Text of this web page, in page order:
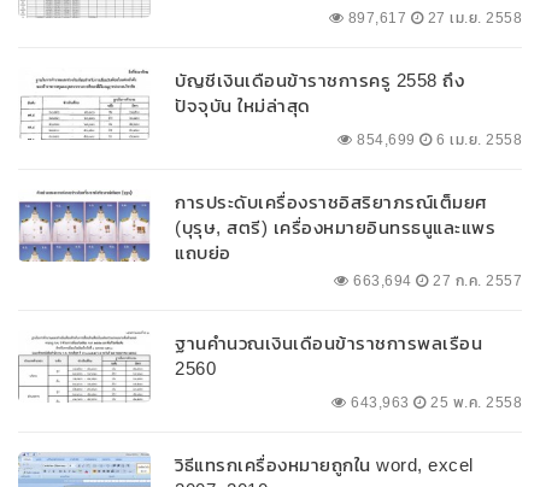
897,617 27 เม.ย. 2558
บัญชีเงินเดือนข้าราชการครู 2558 ถึง
ปัจจุบัน ใหม่ล่าสุด
854,699 6 เม.ย. 2558
การประดับเครื่องราชอิสริยาภรณ์เต็มยศ
(บุรุษ, สตรี) เครื่องหมายอินทรธนูและแพร
แถบย่อ
663,694 27 ก.ค. 2557
ฐานคำนวณเงินเดือนข้าราชการพลเรือน
2560
643,963 25 พ.ค. 2558
วิธีแทรกเครื่องหมายถูกใน word, excel